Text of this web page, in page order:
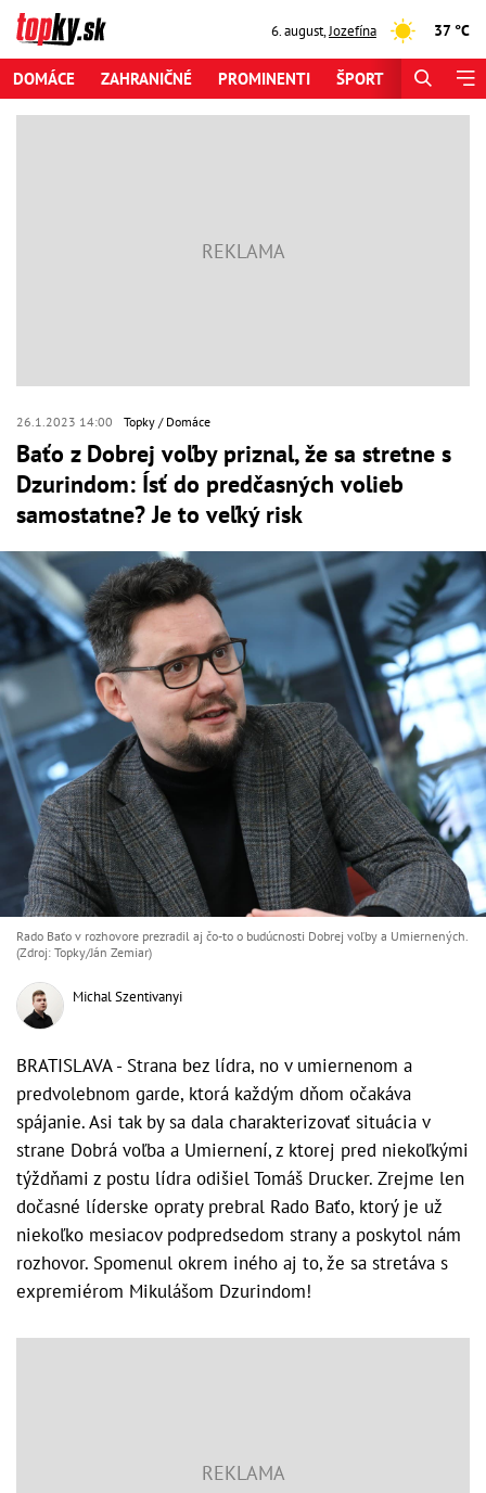
6. august,Jozefína 37 °C
DOMÁCE ZAHRANIČNÉ PROMINENTI ŠPORT
26.1.2023 14:00 Topky Domáce
Baťo z Dobrej voľby priznal, že sa stretne s
Dzurindom: Ísť do predčasných volieb
samostatne? Je to veľký risk
Rado Baťo v rozhovore prezradil aj čo-to o budúcnosti Dobrej voľby a Umiernených.
(Zdroj: Topky/Ján Zemiar)
Michal Szentivanyi
BRATISLAVA - Strana bez lídra, no v umiernenom a
predvolebnom garde, ktorá každým dňom očakáva
spájanie. Asi tak by sa dala charakterizovať situácia v
strane Dobrá voľba a Umiernení, z ktorej pred niekoľkými
týždňami z postu lídra odišiel Tomáš Drucker. Zrejme len
dočasné líderske opraty prebral Rado Baťo, ktorý je už
niekoľko mesiacov podpredsedom strany a poskytol nám
rozhovor. Spomenul okrem iného aj to, že sa stretáva s
expremiérom Mikulášom Dzurindom!